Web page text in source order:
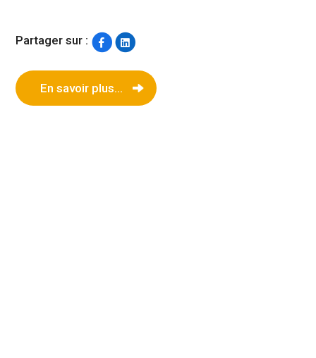
Partager sur :
En savoir plus...